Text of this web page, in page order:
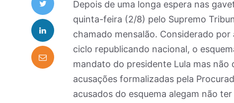
Depois de uma longa espera nas
quinta-feira (2/8) pelo Supremo
chamado mensalão. Considerado
ciclo republicando nacional, o
mandato do presidente Lula mas não
acusações formalizadas pela
acusados do esquema alegam não